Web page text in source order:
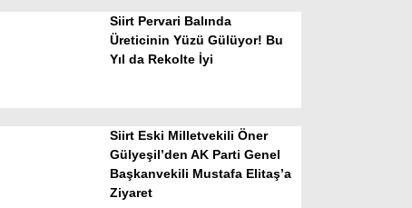
Siirt Pervari Balında
Üreticinin Yüzü Gülüyor! Bu
Yıl da Rekolte İyi
Siirt Eski Milletvekili Öner
Gülyeşil’den AK Parti Genel
Başkanvekili Mustafa Elitaş’a
Ziyaret